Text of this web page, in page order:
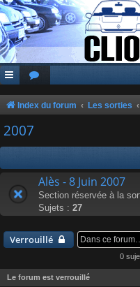
Index du forum Les sorties
2007
Alès - 8 Juin 2007
Section réservée à la
Sujets : 27
Verrouillé
0
Le forum est verrouillé